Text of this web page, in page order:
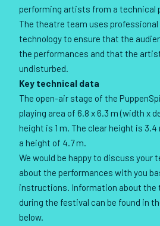
performing artists from a technical
The theatre team uses professional
technology to ensure that the
the performances and that the
undisturbed.
Key technical data
The open-air stage of the
playing area of 6.8 x 6.3 m (width x
height is 1 m. The clear height is
a height of 4.7 m.
We would be happy to discuss your
about the performances with you
instructions. Information about the
during the festival can be found in
below.